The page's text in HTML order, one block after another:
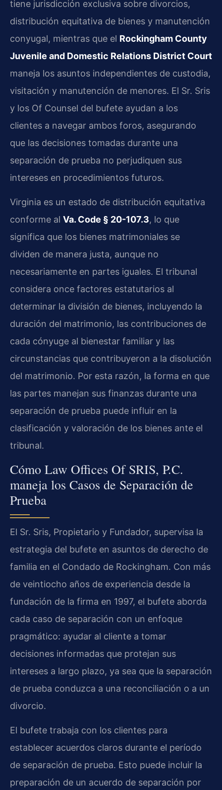
tiene jurisdicción exclusiva sobre divorcios,
distribución equitativa de bienes y manutención
conyugal, mientras que el Rockingham County
Juvenile and Domestic Relations District Court
maneja los asuntos independientes de custodia,
visitación y manutención de menores. El Sr. Sris
y los Of Counsel del bufete ayudan a los
clientes a navegar ambos foros, asegurando
que las decisiones tomadas durante una
separación de prueba no perjudiquen sus
intereses en procedimientos futuros.
Virginia es un estado de distribución equitativa
conforme al Va. Code § 20-107.3, lo que
significa que los bienes matrimoniales se
dividen de manera justa, aunque no
necesariamente en partes iguales. El tribunal
considera once factores estatutarios al
determinar la división de bienes, incluyendo la
duración del matrimonio, las contribuciones de
cada cónyuge al bienestar familiar y las
circunstancias que contribuyeron a la disolución
del matrimonio. Por esta razón, la forma en que
las partes manejan sus finanzas durante una
separación de prueba puede influir en la
clasificación y valoración de los bienes ante el
tribunal.
Cómo Law Offices Of SRIS, P.C.
maneja los Casos de Separación de
Prueba
El Sr. Sris, Propietario y Fundador, supervisa la
estrategia del bufete en asuntos de derecho de
familia en el Condado de Rockingham. Con más
de veintiocho años de experiencia desde la
fundación de la firma en 1997, el bufete aborda
cada caso de separación con un enfoque
pragmático: ayudar al cliente a tomar
decisiones informadas que protejan sus
intereses a largo plazo, ya sea que la separación
de prueba conduzca a una reconciliación o a un
divorcio.
El bufete trabaja con los clientes para
establecer acuerdos claros durante el período
de separación de prueba. Esto puede incluir la
preparación de un acuerdo de separación por